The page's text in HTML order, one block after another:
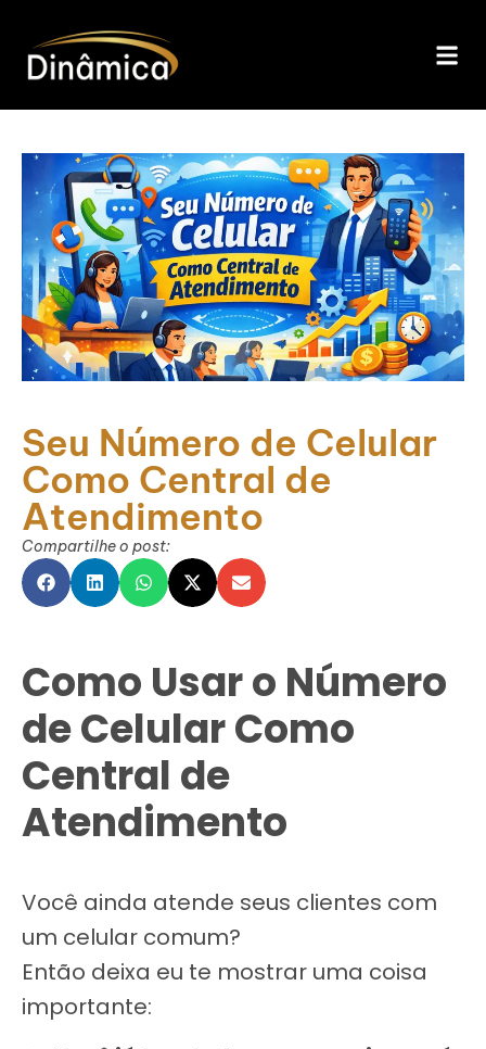
Seu Número de Celular
Como Central de
Atendimento
Compartilhe o post:
Como Usar o Número
de Celular Como
Central de
Atendimento
Você ainda atende seus clientes com
um celular comum?
Então deixa eu te mostrar uma coisa
importante: